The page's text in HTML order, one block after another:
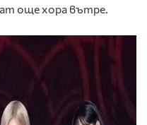
още хора вътре.